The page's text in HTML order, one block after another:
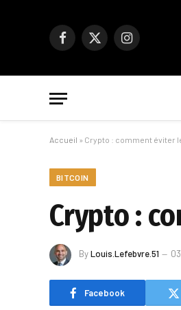
Facebook
X
Instagram
Accueil » Crypto : comment éviter
BITCOIN
Crypto :
ByLouis.Lefebvre.51
Facebook